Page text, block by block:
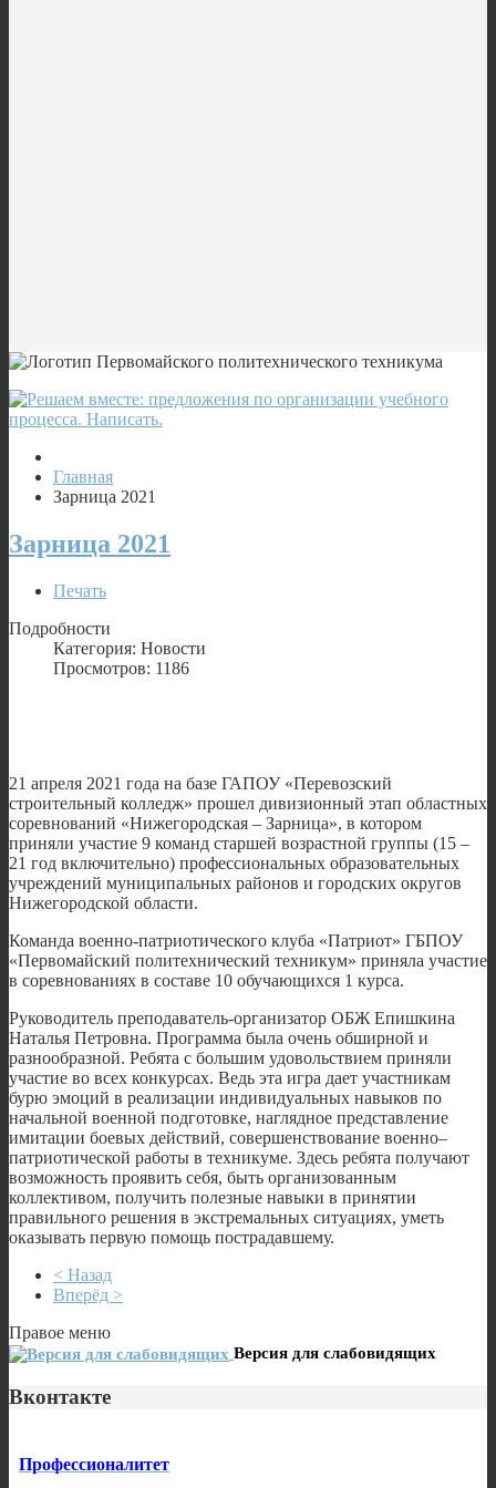
Главная
Зарница 2021
Зарница 2021
Печать
Подробности
Категория: Новости
Просмотров: 1186
21 апреля 2021 года на базе ГАПОУ «Перевозский
строительный колледж» прошел дивизионный этап областных
соревнований «Нижегородская – Зарница», в котором
приняли участие 9 команд старшей возрастной группы (15 –
21 год включительно) профессиональных образовательных
учреждений муниципальных районов и городских округов
Нижегородской области.
Команда военно-патриотического клуба «Патриот» ГБПОУ
«Первомайский политехнический техникум» приняла участие
в соревнованиях в составе 10 обучающихся 1 курса.
Руководитель преподаватель-организатор ОБЖ Епишкина
Наталья Петровна. Программа была очень обширной и
разнообразной. Ребята с большим удовольствием приняли
участие во всех конкурсах. Ведь эта игра дает участникам
бурю эмоций в реализации индивидуальных навыков по
начальной военной подготовке, наглядное представление
имитации боевых действий, совершенствование военно–
патриотической работы в техникуме. Здесь ребята получают
возможность проявить себя, быть организованным
коллективом, получить полезные навыки в принятии
правильного решения в экстремальных ситуациях, уметь
оказывать первую помощь пострадавшему.
< Назад
Вперёд >
Правое меню
Версия для слабовидящих
Вконтакте
Профессионалитет